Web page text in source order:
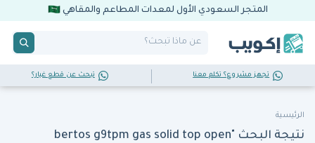
المتجر السعودي الأول لمعدات المطاعم والمقاهي
تجهز مشروع؟ تكلم معنا تبحث عن قطع غيار؟
الرئيسية
نتيجة البحث "bertos g9tpm gas solid top open